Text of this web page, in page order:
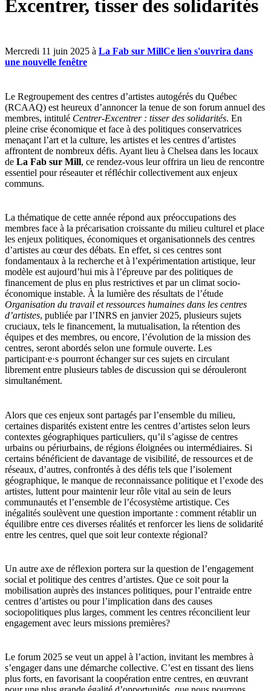
Excentrer, tisser des solidarités
Mercredi 11 juin 2025 à La Fab sur MillCe lien s'ouvrira dans
une nouvelle fenêtre
Le Regroupement des centres d’artistes autogérés du Québec
(RCAAQ) est heureux d’annoncer la tenue de son forum annuel des
membres, intitulé Centrer-Excentrer : tisser des solidarités. En
pleine crise économique et face à des politiques conservatrices
menaçant l’art et la culture, les artistes et les centres d’artistes
affrontent de nombreux défis. Ayant lieu à Chelsea dans les locaux
de La Fab sur Mill, ce rendez-vous leur offrira un lieu de rencontre
essentiel pour réseauter et réfléchir collectivement aux enjeux
communs.
La thématique de cette année répond aux préoccupations des
membres face à la précarisation croissante du milieu culturel et place
les enjeux politiques, économiques et organisationnels des centres
d’artistes au cœur des débats. En effet, si ces centres sont
fondamentaux à la recherche et à l’expérimentation artistique, leur
modèle est aujourd’hui mis à l’épreuve par des politiques de
financement de plus en plus restrictives et par un climat socio-
économique instable. À la lumière des résultats de l’étude
Organisation du travail et ressources humaines dans les centres
d’artistes, publiée par l’INRS en janvier 2025, plusieurs sujets
cruciaux, tels le financement, la mutualisation, la rétention des
équipes et des membres, ou encore, l’évolution de la mission des
centres, seront abordés selon une formule ouverte. Les
participant·e·s pourront échanger sur ces sujets en circulant
librement entre plusieurs tables de discussion qui se dérouleront
simultanément.
Alors que ces enjeux sont partagés par l’ensemble du milieu,
certaines disparités existent entre les centres d’artistes selon leurs
contextes géographiques particuliers, qu’il s’agisse de centres
urbains ou périurbains, de régions éloignées ou intermédiaires. Si
certains bénéficient de davantage de visibilité, de ressources et de
réseaux, d’autres, confrontés à des défis tels que l’isolement
géographique, le manque de reconnaissance politique et l’exode des
artistes, luttent pour maintenir leur rôle vital au sein de leurs
communautés et l’ensemble de l’écosystème artistique. Ces
inégalités soulèvent une question importante : comment rétablir un
équilibre entre ces diverses réalités et renforcer les liens de solidarité
entre les centres, quel que soit leur contexte régional?
Un autre axe de réflexion portera sur la question de l’engagement
social et politique des centres d’artistes. Que ce soit pour la
mobilisation auprès des instances politiques, pour l’entraide entre
centres d’artistes ou pour l’implication dans des causes
sociopolitiques plus larges, comment les centres réconcilient leur
engagement avec leurs missions premières?
Le forum 2025 se veut un appel à l’action, invitant les membres à
s’engager dans une démarche collective. C’est en tissant des liens
plus forts, en favorisant la coopération entre centres, en œuvrant